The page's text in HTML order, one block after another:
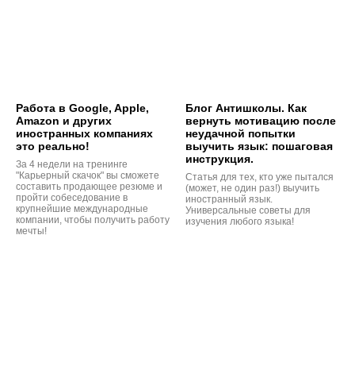
Работа в Google, Apple,
Amazon и других
иностранных компаниях
это реально!
За 4 недели на тренинге
"Карьерный скачок" вы сможете
составить продающее резюме и
пройти собеседование в
крупнейшие международные
компании, чтобы получить работу
мечты!
Блог Антишколы. Как
вернуть мотивацию после
неудачной попытки
выучить язык: пошаговая
инструкция.
Статья для тех, кто уже пытался
(может, не один раз!) выучить
иностранный язык.
Универсальные советы для
изучения любого языка!